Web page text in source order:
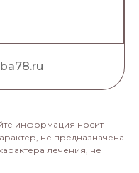
информация носит
не предназначена
лечения, не